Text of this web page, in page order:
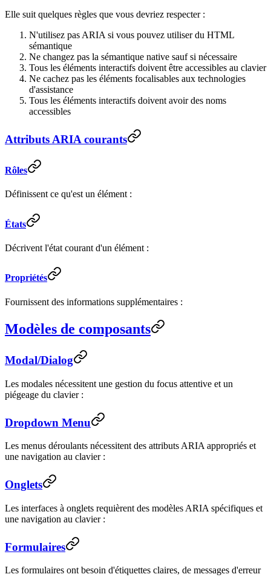
Elle suit quelques règles que vous devriez respecter :
N'utilisez pas ARIA si vous pouvez utiliser du HTML
sémantique
Ne changez pas la sémantique native sauf si nécessaire
Tous les éléments interactifs doivent être accessibles au clavier
Ne cachez pas les éléments focalisables aux technologies
d'assistance
Tous les éléments interactifs doivent avoir des noms
accessibles
Attributs ARIA courants
Rôles
Définissent ce qu'est un élément :
États
Décrivent l'état courant d'un élément :
Propriétés
Fournissent des informations supplémentaires :
Modèles de composants
Modal/Dialog
Les modales nécessitent une gestion du focus attentive et un
piégeage du clavier :
Dropdown Menu
Les menus déroulants nécessitent des attributs ARIA appropriés et
une navigation au clavier :
Onglets
Les interfaces à onglets requièrent des modèles ARIA spécifiques et
une navigation au clavier :
Formulaires
Les formulaires ont besoin d'étiquettes claires, de messages d'erreur